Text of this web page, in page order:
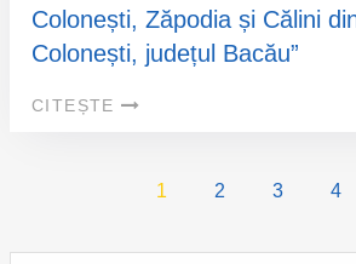
Colonești, Zăpodia și Călini
Colonești, județul Bacău”
CITEȘTE
1 2 3 4